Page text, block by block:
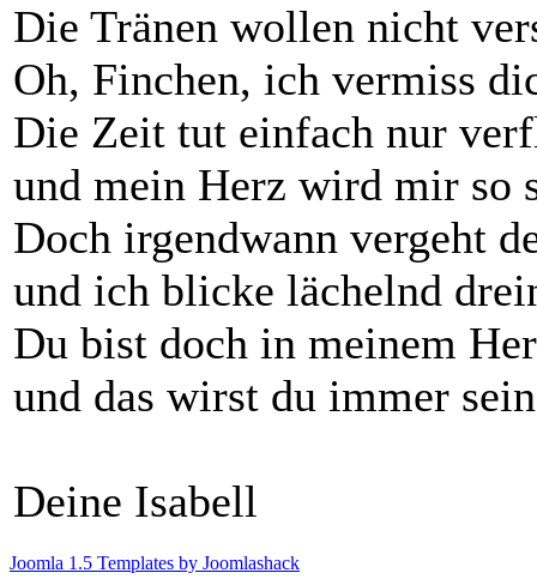
Die Tränen wollen nicht
Oh, Finchen, ich vermiss
Die Zeit tut einfach nur
und mein Herz wird mir so
Doch irgendwann vergeht
und ich blicke lächelnd
Du bist doch in meinem
und das wirst du immer sein
Deine Isabell
Joomla 1.5 Templates by Joomlashack